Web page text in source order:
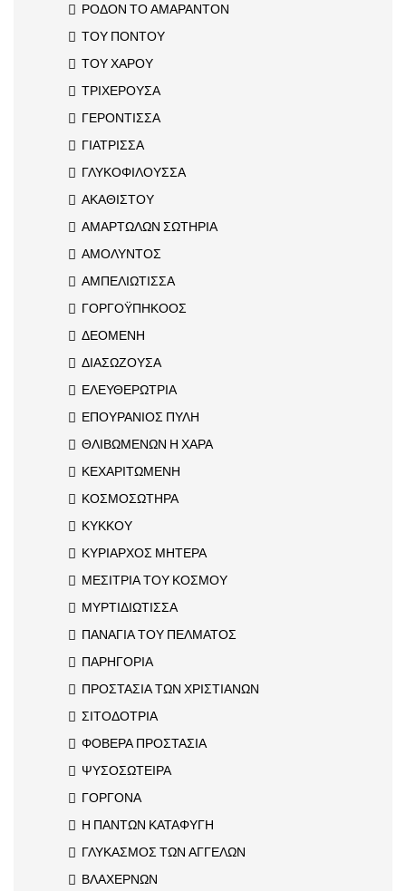
ΡΟΔΟΝ ΤΟ ΑΜΑΡΑΝΤΟΝ
ΤΟΥ ΠΟΝΤΟΥ
ΤΟΥ ΧΑΡΟΥ
ΤΡΙΧΕΡΟΥΣΑ
ΓΕΡΟΝΤΙΣΣΑ
ΓΙΑΤΡΙΣΣΑ
ΓΛΥΚΟΦΙΛΟΥΣΣΑ
ΑΚΑΘΙΣΤΟΥ
ΑΜΑΡΤΩΛΩΝ ΣΩΤΗΡΙΑ
ΑΜΟΛΥΝΤΟΣ
ΑΜΠΕΛΙΩΤΙΣΣΑ
ΓΟΡΓΟΫΠΗΚΟΟΣ
ΔΕΟΜΕΝΗ
ΔΙΑΣΩΖΟΥΣΑ
ΕΛΕΥΘΕΡΩΤΡΙΑ
ΕΠΟΥΡΑΝΙΟΣ ΠΥΛΗ
ΘΛΙΒΩΜΕΝΩΝ Η ΧΑΡΑ
ΚΕΧΑΡΙΤΩΜΕΝΗ
ΚΟΣΜΟΣΩΤΗΡΑ
ΚΥΚΚΟΥ
ΚΥΡΙΑΡΧΟΣ ΜΗΤΕΡΑ
ΜΕΣΙΤΡΙΑ ΤΟΥ ΚΟΣΜΟΥ
ΜΥΡΤΙΔΙΩΤΙΣΣΑ
ΠΑΝΑΓΙΑ ΤΟΥ ΠΕΛΜΑΤΟΣ
ΠΑΡΗΓΟΡΙΑ
ΠΡΟΣΤΑΣΙΑ ΤΩΝ ΧΡΙΣΤΙΑΝΩΝ
ΣΙΤΟΔΟΤΡΙΑ
ΦΟΒΕΡΑ ΠΡΟΣΤΑΣΙΑ
ΨΥΣΟΣΩΤΕΙΡΑ
ΓΟΡΓΟΝΑ
Η ΠΑΝΤΩΝ ΚΑΤΑΦΥΓΗ
ΓΛΥΚΑΣΜΟΣ ΤΩΝ ΑΓΓΕΛΩΝ
ΒΛΑΧΕΡΝΩΝ